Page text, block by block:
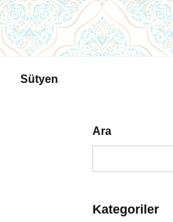
Sütyen
Ara
Kategoriler